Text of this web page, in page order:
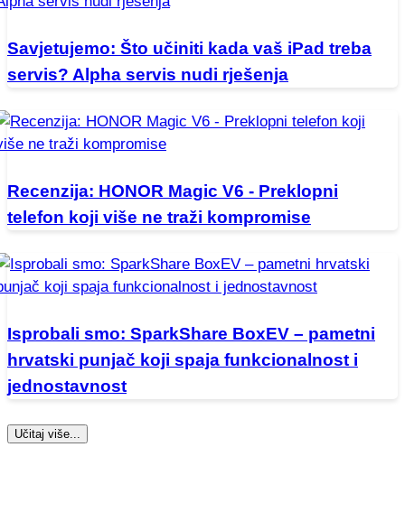
Savjetujemo: Što učiniti kada vaš iPad treba
servis? Alpha servis nudi rješenja
Recenzija: HONOR Magic V6 - Preklopni
telefon koji više ne traži kompromise
Isprobali smo: SparkShare BoxEV – pametni
hrvatski punjač koji spaja funkcionalnost i
jednostavnost
Učitaj više...